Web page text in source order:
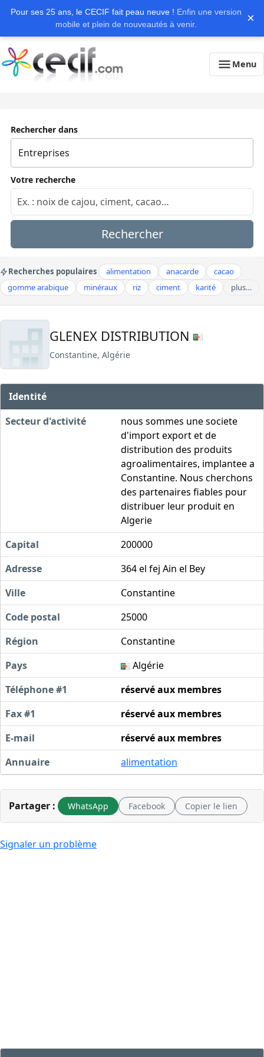
Pour ses 25 ans, le CECIF fait peau neuve ! Enfin une version
mobile et plein de nouveautés à venir.
×
Menu
Rechercher dans
Votre recherche
Rechercher
Recherches populaires alimentation anacarde
cacao
gomme arabique
minéraux riz ciment karité plus…
GLENEX DISTRIBUTION
Constantine, Algérie
Identité
Secteur d'activité
nous sommes une societe
d'import export et de
distribution des produits
agroalimentaires, implantee a
Constantine. Nous cherchons
des partenaires fiables pour
distribuer leur produit en
Algerie
Capital
200000
Adresse
364 el fej Ain el Bey
Ville
Constantine
Code postal
25000
Région
Constantine
Pays
Algérie
Téléphone #1
réservé aux membres
Fax #1
réservé aux membres
E-mail
réservé aux membres
Annuaire
alimentation
Partager : WhatsApp Facebook Copier le lien
Signaler un problème